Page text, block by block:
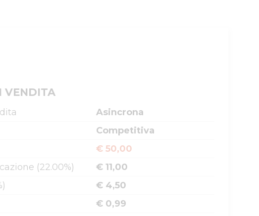
VENDITA
Asincrona
Competitiva
€ 50,00
(22.00%)
€ 11,00
€ 4,50
€ 0,99